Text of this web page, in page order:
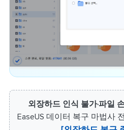
외장하드 인식 불가·파일
EaseUS 데이터 복구 마법사